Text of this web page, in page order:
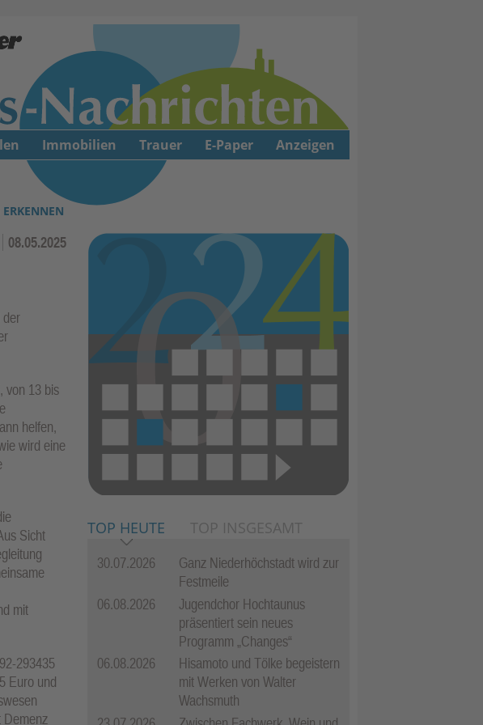
08.05.2025
der
von 13 bis
helfen,
wird eine
Sicht
mit
293435
Euro und
Demenz
TOP HEUTE TOP INSGESAMT
30.07.2026
Ganz Niederhöchstadt wird zur
Festmeile
06.08.2026
Jugendchor Hochtaunus
präsentiert sein neues
Programm „Changes“
06.08.2026
Hisamoto und Tölke begeistern
mit Werken von Walter
Wachsmuth
Immobilien Trauer E-Paper Anzeigen